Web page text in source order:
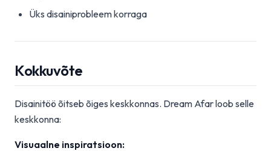
Üks disainiprobleem korraga
Kokkuvõte
Disainitöö õitseb õiges keskkonnas. Dream Afar loob selle
keskkonna:
Visuaalne inspiratsioon: